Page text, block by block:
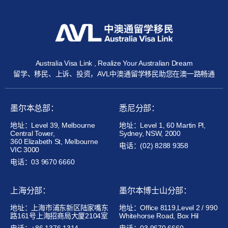
Australia Visa Link , Realize Your Australian Dream
留学、移民、上诉、投资，AVL中澳通留学移民助您在澳一路畅通
墨尔本总部：
地址：Level 39, Melbourne
Central Tower,
360 Elizabeth St, Melbourne
VIC 3000
电话：03 9670 6660
悉尼分部：
地址：Level 1, 60 Martin Pl,
Sydney, NSW, 2000
电话：(02) 8288 9358
上海分部：
地址：上海市浦东新区陆家嘴东
路161号上海招商局大厦2104室
墨尔本博士山分部：
地址：Office 8119,Level 2 / 990
Whitehorse Road, Box Hil